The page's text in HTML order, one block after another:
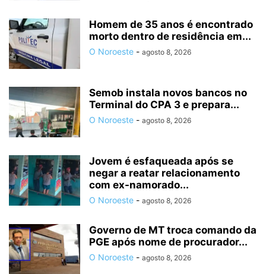
Homem de 35 anos é encontrado
morto dentro de residência em...
O Noroeste - agosto 8, 2026
Semob instala novos bancos no
Terminal do CPA 3 e prepara...
O Noroeste - agosto 8, 2026
Jovem é esfaqueada após se
negar a reatar relacionamento
com ex-namorado...
O Noroeste - agosto 8, 2026
Governo de MT troca comando da
PGE após nome de procurador...
O Noroeste - agosto 8, 2026